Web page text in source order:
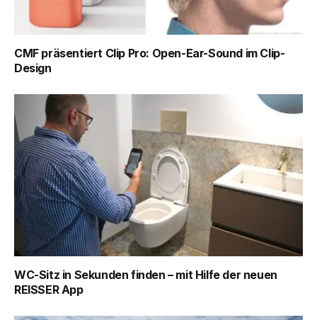
CMF präsentiert Clip Pro: Open-Ear-Sound im Clip-
Design
WC-Sitz in Sekunden finden – mit Hilfe der neuen
REISSER App